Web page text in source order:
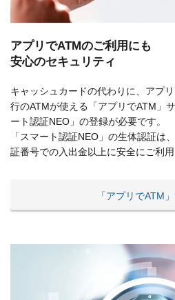
アプリでATMのご利用にも
安心のセキュリティ
キャッシュカードの代わりに、アプ
行のATMが使える「アプリでATM」
ート認証NEO」の登録が必要です。
「スマート認証NEO」の生体認証は
証番号での入出金以上に安全にご利用
「アプリでATM